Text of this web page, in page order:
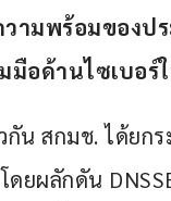
ามพร้อมของปร
มือด้านไซเบอร์
น สกมช. ได้ยก
ดยผลักดัน